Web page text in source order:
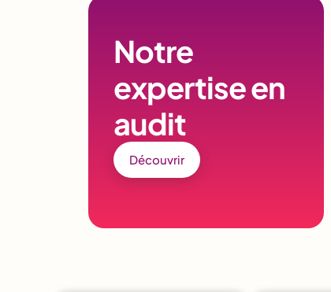
Notre
expertise en
audit
Découvrir